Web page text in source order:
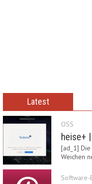
Latest
OSS
[ad_1]
Weichen
Software-